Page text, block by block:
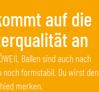
auf die
an
Ballen sind auch nach
noch formstabil. Du wirst den
merken.